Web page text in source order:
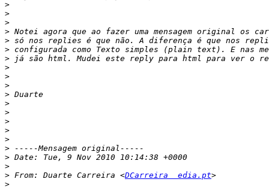
>
>
>
>
>
>
>
>
>
>
>
>
>
>
>
>
>
>
>
> From: Duarte Carreira <DCarreira  edia.pt
>